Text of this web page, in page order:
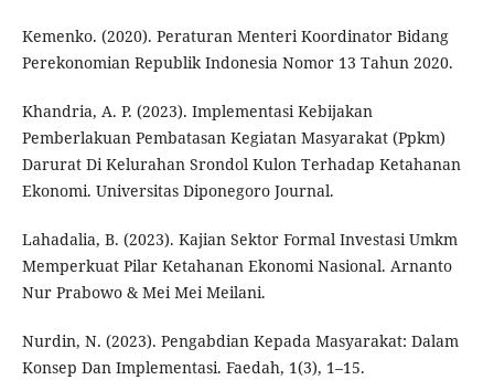
Kemenko. (2020). Peraturan Menteri Koordinator Bidang
Perekonomian Republik Indonesia Nomor 13 Tahun 2020.
Khandria, A. P. (2023). Implementasi Kebijakan
Pemberlakuan Pembatasan Kegiatan Masyarakat (Ppkm)
Darurat Di Kelurahan Srondol Kulon Terhadap Ketahanan
Ekonomi. Universitas Diponegoro Journal.
Lahadalia, B. (2023). Kajian Sektor Formal Investasi Umkm
Memperkuat Pilar Ketahanan Ekonomi Nasional. Arnanto
Nur Prabowo & Mei Mei Meilani.
Nurdin, N. (2023). Pengabdian Kepada Masyarakat: Dalam
Konsep Dan Implementasi. Faedah, 1(3), 1–15.